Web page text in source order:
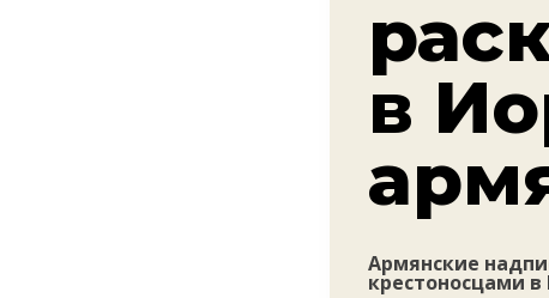
в
Армянские
крестоносцами